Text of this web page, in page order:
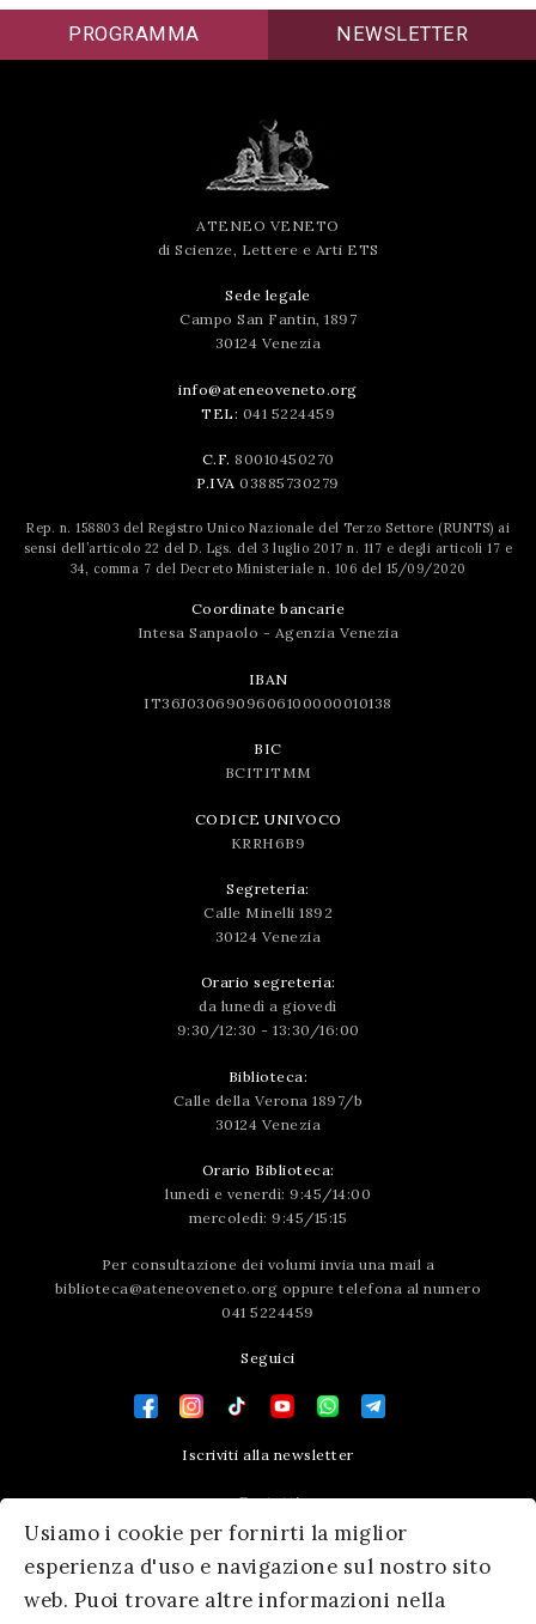
Usiamo i cookie per fornirti la miglior
esperienza d'uso e navigazione sul nostro sito
web. Puoi trovare altre informazioni nella
avvenuta con
successo!
PROGRAMMA NEWSLETTER
ATENEO VENETO
di Scienze, Lettere e Arti ETS
Sede legale
Campo San Fantin, 1897
30124 Venezia
info@ateneoveneto.org
TEL: 041 5224459
C.F. 80010450270
P.IVA 03885730279
Rep. n. 158803 del Registro Unico Nazionale del Terzo Settore (RUNTS) ai
sensi dell’articolo 22 del D. Lgs. del 3 luglio 2017 n. 117 e degli articoli 17 e
34, comma 7 del Decreto Ministeriale n. 106 del 15/09/2020
Coordinate bancarie
Intesa Sanpaolo - Agenzia Venezia
IBAN
IT36J0306909606100000010138
BIC
BCITITMM
CODICE UNIVOCO
KRRH6B9
Segreteria:
Calle Minelli 1892
30124 Venezia
Orario segreteria:
da lunedì a giovedì
9:30/12:30 - 13:30/16:00
Biblioteca:
Calle della Verona 1897/b
30124 Venezia
Orario Biblioteca:
lunedì e venerdì: 9:45/14:00
mercoledì: 9:45/15:15
Per consultazione dei volumi invia una mail a
biblioteca@ateneoveneto.org oppure telefona al numero
041 5224459
Seguici
Iscriviti alla newsletter
Contatti